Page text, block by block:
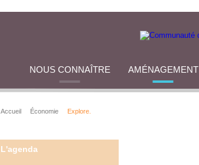
NOUS CONNAÎTRE AMÉNAGEMENT
Accueil Économie Explore.
L'agenda